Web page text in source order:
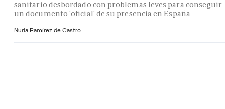
sanitario desbordado con problemas leves para conseguir
un documento 'oficial' de su presencia en España
Nuria Ramírez de Castro